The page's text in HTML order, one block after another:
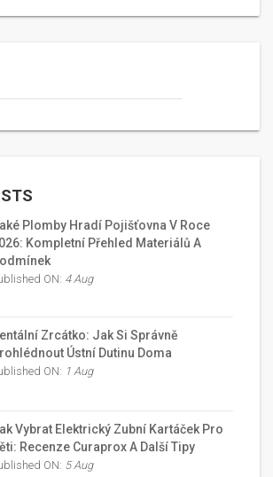
Plomby Hradí Pojišťovna V Roce
Kompletní Přehled Materiálů A
ON: 4 Aug
Zrcátko: Jak Si Správně
Ústní Dutinu Doma
ON: 1 Aug
Vybrat Elektrický Zubní Kartáček Pro
Recenze Curaprox A Další Tipy
ON: 5 Aug